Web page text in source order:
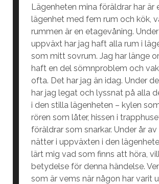
Lägenheten mina föräldrar har är
lägenhet med fem rum och kök,
rummen är en etagevåning.
uppväxt har jag haft alla rum i
som mitt sovrum. Jag har länge
haft en del sömnproblem och
ofta. Det har jag än idag. Under
har jag legat och lyssnat på alla
i den stilla lägenheten – kylen
rören som låter, hissen i
föräldrar som snarkar. Under år
nätter i uppväxten i den
lärt mig vad som finns att höra,
betydelse för denna händelse.
som är vems när någon har varit